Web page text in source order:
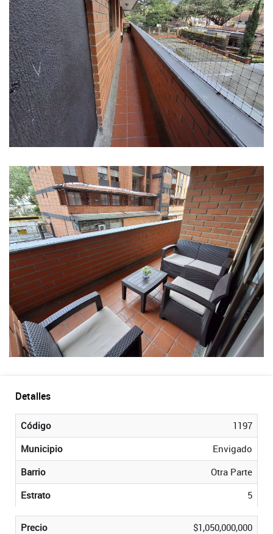
Detalles
Código
1197
Municipio
Envigado
Barrio
Otra Parte
Estrato
5
Precio
$1,050,000,000